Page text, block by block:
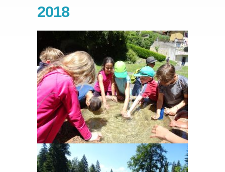
Partenaires
Nos classes»
Nos points forts
Spectacles et camps
Travaux de nos élèves
Stage »
Écolage
Inscription
Emploi
2018